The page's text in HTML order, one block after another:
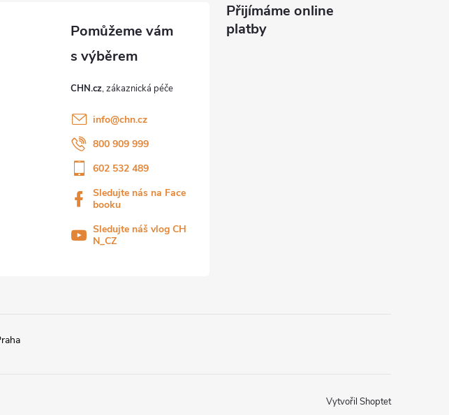
CHN.cz
info@chn.cz
800 909 999
602 532 489
Sledujte nás na Face
booku
Sledujte náš vlog CH
N_CZ
Přijímáme online
platby
Vytvořil Shoptet